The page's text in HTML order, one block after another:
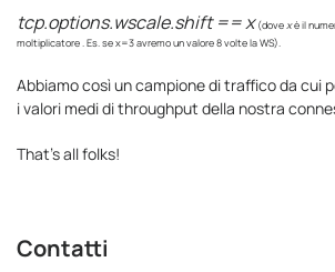
tcp.options.wscale.shift == x(dovexè il
moltiplicatore . Es. se x=3 avremo un valore 8 volte la WS).
Abbiamo così un campione di traffico da cui
i valori medi di throughput della nostra
That’s all folks!
Contatti